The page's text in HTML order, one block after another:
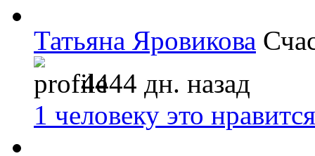
Татьяна Яровикова
4444 дн. назад
1 человеку это нравится